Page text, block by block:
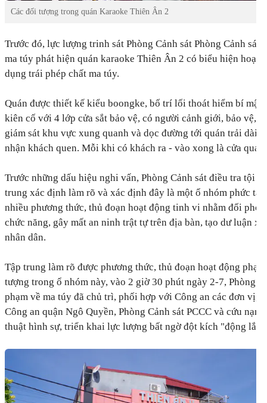
Các đối tượng trong quán Karaoke Thiên Ân 2
Trước đó, lực lượng trinh sát Phòng Cảnh sát Phòng Cảnh sát
ma túy phát hiện quán karaoke Thiên Ân 2 có biểu hiện hoạt
dụng trái phép chất ma túy.
Quán được thiết kế kiểu boongke, bố trí lối thoát hiểm bí mật.
kiên cố với 4 lớp cửa sắt bảo vệ, có người cảnh giới, bảo vệ,
giám sát khu vực xung quanh và dọc đường tới quán trải dài
nhận khách quen. Mỗi khi có khách ra - vào xong là cửa
Trước những dấu hiệu nghi vấn, Phòng Cảnh sát điều tra tội
trung xác định làm rõ và xác định đây là một ổ nhóm phức
nhiều phương thức, thủ đoạn hoạt động tinh vi nhằm đối phó
chức năng, gây mất an ninh trật tự trên địa bàn, tạo dư luận
nhân dân.
Tập trung làm rõ được phương thức, thủ đoạn hoạt động
tượng trong ổ nhóm này, vào 2 giờ 30 phút ngày 2-7, Phòng
phạm về ma túy đã chủ trì, phối hợp với Công an các đơn vị,
Công an quận Ngô Quyền, Phòng Cảnh sát PCCC và cứu nạn
thuật hình sự, triển khai lực lượng bất ngờ đột kích "động lắc"